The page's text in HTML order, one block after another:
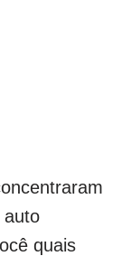
auto
quais